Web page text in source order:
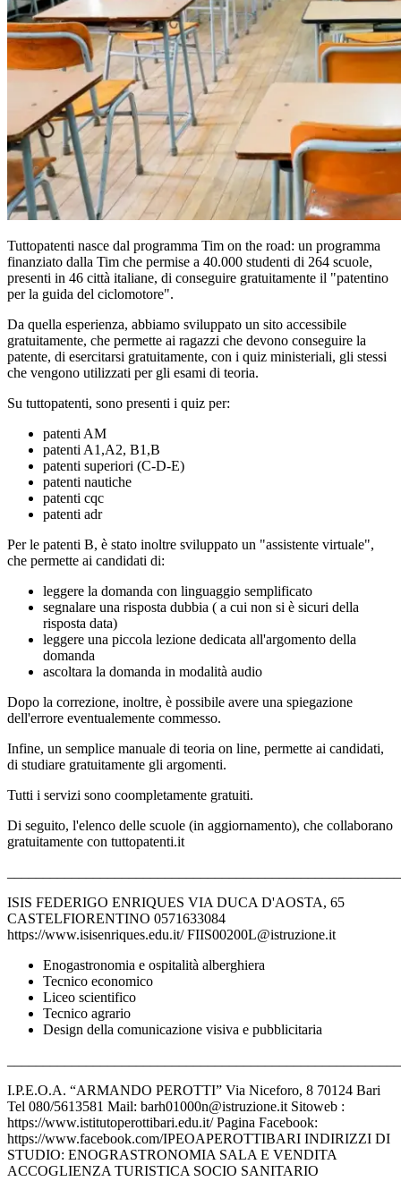
Tuttopatenti nasce dal programma Tim on the road: un programma
finanziato dalla Tim che permise a 40.000 studenti di 264 scuole,
presenti in 46 città italiane, di conseguire gratuitamente il "patentino
per la guida del ciclomotore".
Da quella esperienza, abbiamo sviluppato un sito accessibile
gratuitamente, che permette ai ragazzi che devono conseguire la
patente, di esercitarsi gratuitamente, con i quiz ministeriali, gli stessi
che vengono utilizzati per gli esami di teoria.
Su tuttopatenti, sono presenti i quiz per:
patenti AM
patenti A1,A2, B1,B
patenti superiori (C-D-E)
patenti nautiche
patenti cqc
patenti adr
Per le patenti B, è stato inoltre sviluppato un "assistente virtuale",
che permette ai candidati di:
leggere la domanda con linguaggio semplificato
segnalare una risposta dubbia ( a cui non si è sicuri della
risposta data)
leggere una piccola lezione dedicata all'argomento della
domanda
ascoltara la domanda in modalità audio
Dopo la correzione, inoltre, è possibile avere una spiegazione
dell'errore eventualemente commesso.
Infine, un semplice manuale di teoria on line, permette ai candidati,
di studiare gratuitamente gli argomenti.
Tutti i servizi sono coompletamente gratuiti.
Di seguito, l'elenco delle scuole (in aggiornamento), che collaborano
gratuitamente con tuttopatenti.it
ISIS FEDERIGO ENRIQUES VIA DUCA D'AOSTA, 65
CASTELFIORENTINO 0571633084
https://www.isisenriques.edu.it/ FIIS00200L@istruzione.it
Enogastronomia e ospitalità alberghiera
Tecnico economico
Liceo scientifico
Tecnico agrario
Design della comunicazione visiva e pubblicitaria
I.P.E.O.A. “ARMANDO PEROTTI” Via Niceforo, 8 70124 Bari
Tel 080/5613581 Mail: barh01000n@istruzione.it Sitoweb :
https://www.istitutoperottibari.edu.it/ Pagina Facebook:
https://www.facebook.com/IPEOAPEROTTIBARI INDIRIZZI DI
STUDIO: ENOGRASTRONOMIA SALA E VENDITA
ACCOGLIENZA TURISTICA SOCIO SANITARIO